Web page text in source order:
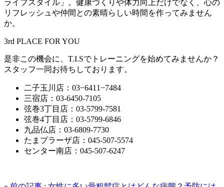
ライフスタイル」。健康づくりや体力向上だけでなく、心の
リフレッシュや仲間との素晴らしい時間を作ってみません
か。
3rd PLACE FOR YOU
是非この機会に、T.I.Sでトレーニングを始めてみませんか？
スタッフ一同お待ちしております。
二子玉川店：03−6411−7484
三宿店：03-6450-7105
弦巻3丁目店：03-5799-7581
弦巻4丁目店：03-5799-6846
九品仏店：03-6809-7730
たまプラーザ店：045-507-5574
センター南店：045-507-6247